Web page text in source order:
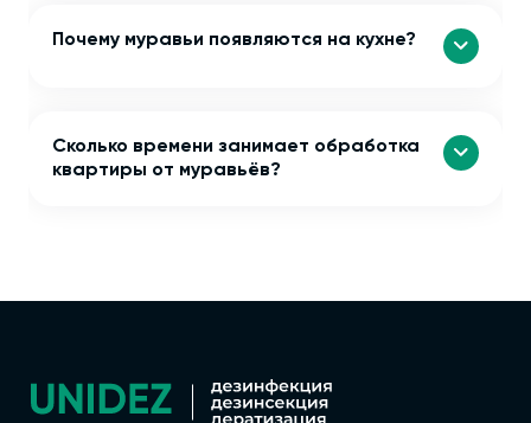
Почему муравьи появляются на кухне?
Сколько времени занимает обработка
квартиры от муравьёв?